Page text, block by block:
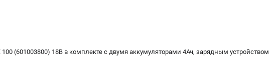
(601003800) 18В в комплекте с двумя аккумуляторами 4Ач, зарядным устройством